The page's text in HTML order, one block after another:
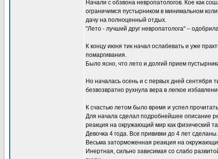
Начали с обзвона невропатологов. Кое как
ограничимся пустырником в минимальном
дачу на полноценный отдых.
"Лето - лучший друг невропатолога" –
К концу июня тик начал ослабевать и уже
помаргивания.
Было ясно, что лето и долгий прием
Но началась осень и с первых дней сентября
безвозвратно рухнула вера в легкое
К счастью летом было время и успел
Для начала сделал подробнейшее описание
реакция на окружающий мир как физический
Девочка 4 года. Все прививки до 4 лет
Весьма заторможенная реакция на
Инертная, сильно зависимая со слабо